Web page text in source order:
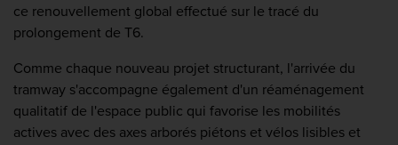
ce renouvellement global effectué sur le tracé du
prolongement de T6.
Comme chaque nouveau projet structurant, l'arrivée du
tramway s'accompagne également d'un réaménagement
qualitatif de l'espace public qui favorise les mobilités
actives avec des axes arborés piétons et vélos lisibles et